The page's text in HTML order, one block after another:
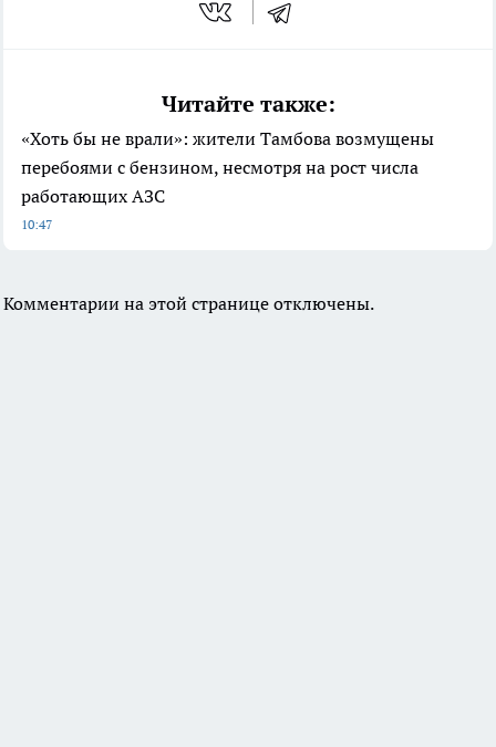
Читайте также:
«Хоть бы не врали»: жители Тамбова возмущены
перебоями с бензином, несмотря на рост числа
работающих АЗС
10:47
Комментарии на этой странице отключены.